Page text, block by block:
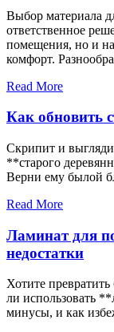
Выбор материала
ответственное
помещения, но и на
комфорт.
Read More
Как обновить
Скрипит и
**старого
Верни ему былой
Read More
Ламинат для
недостатки
Хотите
ли использовать
минусы, и как